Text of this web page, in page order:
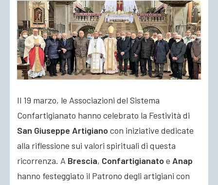
Il 19 marzo, le Associazioni del Sistema
Confartigianato hanno celebrato la Festività di
San Giuseppe Artigiano con iniziative dedicate
alla riflessione sui valori spirituali di questa
ricorrenza. A Brescia, Confartigianato e Anap
hanno festeggiato il Patrono degli artigiani con